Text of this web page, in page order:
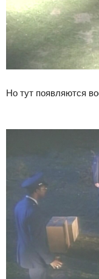
Но тут появляются